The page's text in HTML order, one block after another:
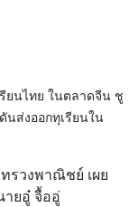
ยนไทย ในตลาดจีน ชู
ส่งออกทุเรียนใน
รวงพาณิชย์ เผย
ายอู๋ จื้ออู่